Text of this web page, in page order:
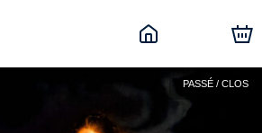
PASSÉ / CLOS